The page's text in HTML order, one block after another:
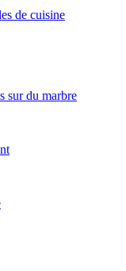
de cuisine
sur du marbre